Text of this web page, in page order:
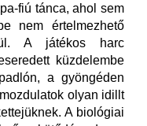
fiú tánca, ahol sem
nem értelmezhető
A játékos harc
küzdelembe
a gyöngéden
olyan idillt
A biológiai